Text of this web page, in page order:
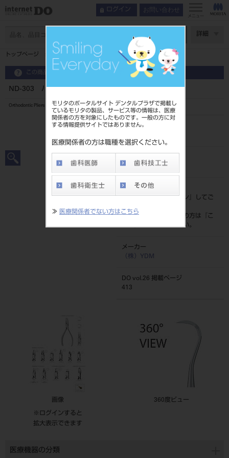
モリタのポータルサイト デンタルプラザで掲載し
ているモリタの製品、サービス等の情報は、医療
関係者の方を対象にしたものです。一般の方に対
する情報提供サイトではありません。
医療関係者の方は職種を選択ください。
≫ 医療関係者でない方はこちら
ログイン お問い合わせ
メニュー
詳細
トップページ ND-303 バンドリムービング
この商品に関するお問い合わせ
ND-303 バンドリムービング
Orthodontic Pliers
品目コード
4963931221332
標準価格
価格の確認は『ログイン
』してご
ネット会員登録がまだの方は『
こ
ちら』より登録ください。
メーカー
（株）YDM
DO vol.26 掲載ページ
413
画像
※ログインすると
拡大表示できます
360度ビュー
医療機器の分類